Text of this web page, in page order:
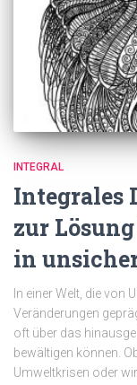
INTEGRAL
Integrales
zur
in
In einer Welt, die von
Veränderungen
oft über das
bewältigen können.
Umweltkrisen oder